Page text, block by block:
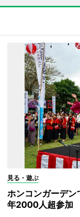
見る・遊ぶ
ホンコンガーデン
年2000人超参加